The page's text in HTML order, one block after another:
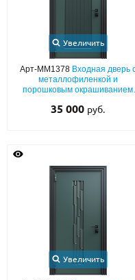
Увеличить
Арт-ММ1378 Входная дверь
металлофиленкой и
порошковым окрашиванием
35 000 руб.
Увеличить